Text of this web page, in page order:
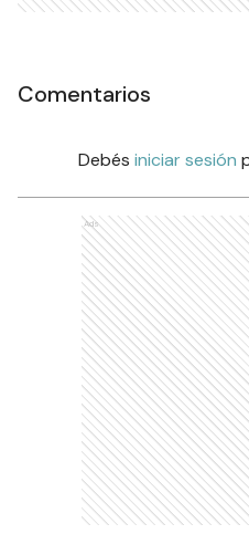
Comentarios
Debés iniciar sesión
Ads